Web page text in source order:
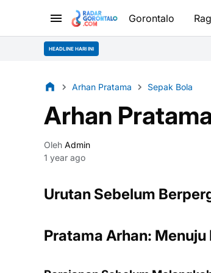
Gorontalo
HEADLINE HARI INI
Arhan Pratama Sepak Bola
Arhan
Oleh Admin
1 year ago
Urutan Sebelum
Pratama Arhan: